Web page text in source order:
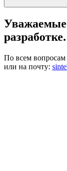
Уважаемые
разработке.
По всем вопросам
или на почту: